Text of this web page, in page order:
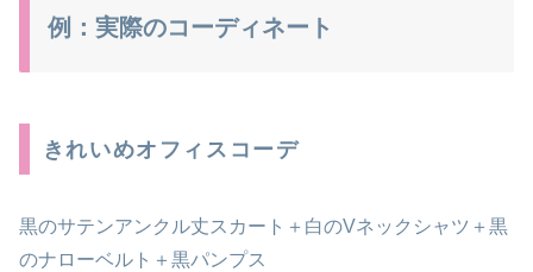
例：実際のコーディネート
きれいめオフィスコーデ
黒のサテンアンクル丈スカート＋白のVネックシャツ＋黒
のナローベルト＋黒パンプス